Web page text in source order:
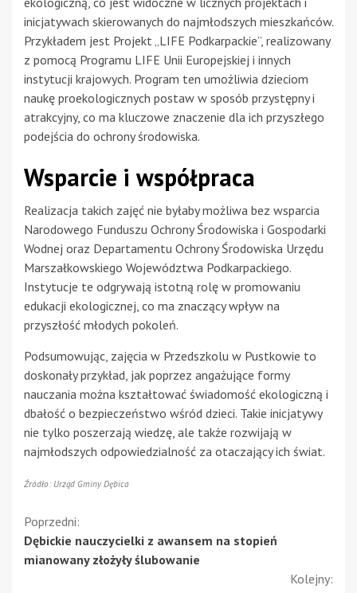
inicjatywach skierowanych do najmłodszych mieszkańców.
Przykładem jest Projekt „LIFE Podkarpackie”, realizowany
z pomocą Programu LIFE Unii Europejskiej i innych
instytucji krajowych. Program ten umożliwia dzieciom
naukę proekologicznych postaw w sposób przystępny i
atrakcyjny, co ma kluczowe znaczenie dla ich przyszłego
podejścia do ochrony środowiska.
Wsparcie i współpraca
Realizacja takich zajęć nie byłaby możliwa bez wsparcia
Narodowego Funduszu Ochrony Środowiska i Gospodarki
Wodnej oraz Departamentu Ochrony Środowiska Urzędu
Marszałkowskiego Województwa Podkarpackiego.
Instytucje te odgrywają istotną rolę w promowaniu
edukacji ekologicznej, co ma znaczący wpływ na
przyszłość młodych pokoleń.
Podsumowując, zajęcia w Przedszkolu w Pustkowie to
doskonały przykład, jak poprzez angażujące formy
nauczania można kształtować świadomość ekologiczną i
dbałość o bezpieczeństwo wśród dzieci. Takie inicjatywy
nie tylko poszerzają wiedzę, ale także rozwijają w
najmłodszych odpowiedzialność za otaczający ich świat.
Źródło: Urząd Gminy Dębica
Kontynuuj
czytanie
Poprzedni:
Dębickie nauczycielki z awansem na stopień
mianowany złożyły ślubowanie
Kolejny: